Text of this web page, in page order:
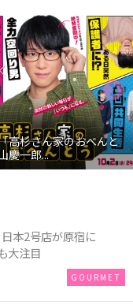
高杉さん家のおべんと
慶一郎...
本2号店が原宿に
大注目
GOURMET